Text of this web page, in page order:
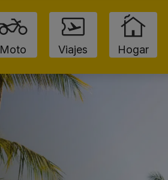
Moto Viajes Hogar